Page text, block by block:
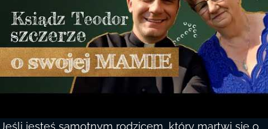
Jeśli jesteś samotnym rodzicem, który martwi się o